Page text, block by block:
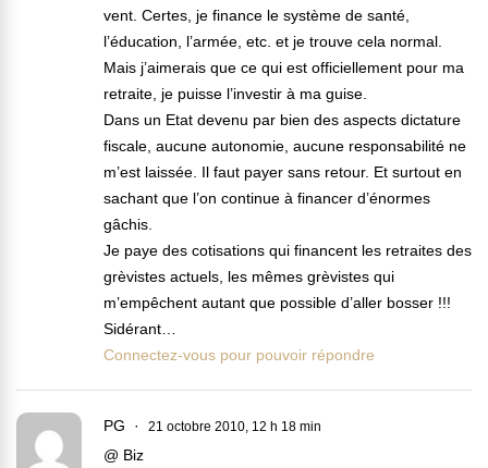
vent. Certes, je finance le système de santé,
l’éducation, l’armée, etc. et je trouve cela normal.
Mais j’aimerais que ce qui est officiellement pour ma
retraite, je puisse l’investir à ma guise.
Dans un Etat devenu par bien des aspects dictature
fiscale, aucune autonomie, aucune responsabilité ne
m’est laissée. Il faut payer sans retour. Et surtout en
sachant que l’on continue à financer d’énormes
gâchis.
Je paye des cotisations qui financent les retraites des
grèvistes actuels, les mêmes grèvistes qui
m’empêchent autant que possible d’aller bosser !!!
Sidérant…
Connectez-vous pour pouvoir répondre
PG 21 octobre 2010, 12 h 18 min
@ Biz